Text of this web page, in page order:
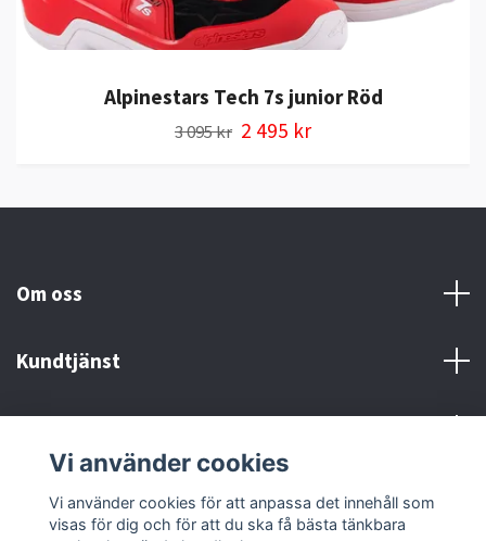
Alpinestars Tech 7s junior Röd
3 095 kr 2 495 kr
Om oss
Kundtjänst
Sociala medier
Vi använder cookies
Vi använder cookies för att anpassa det innehåll som
visas för dig och för att du ska få bästa tänkbara